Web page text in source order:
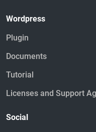
Wordpress
Plugin
Documents
Tutorial
Licenses and Support
Social